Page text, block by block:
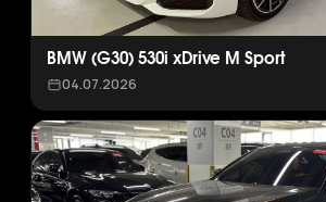
BMW (G30) 530i xDrive M Sport
04.07.2026